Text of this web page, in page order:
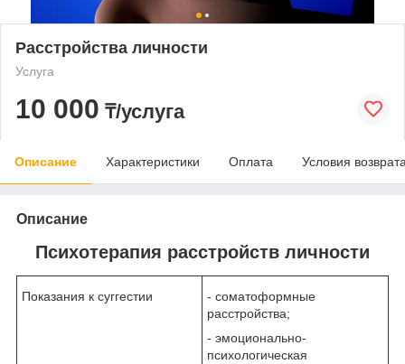
Расстройства личности
Услуга
10 000 ₸/услуга
Описание Характеристики Оплата Условия
Описание
Психотерапия расстройств личности
Показания к суггестии
- соматоформные
расстройства;
- эмоционально-
психологическая